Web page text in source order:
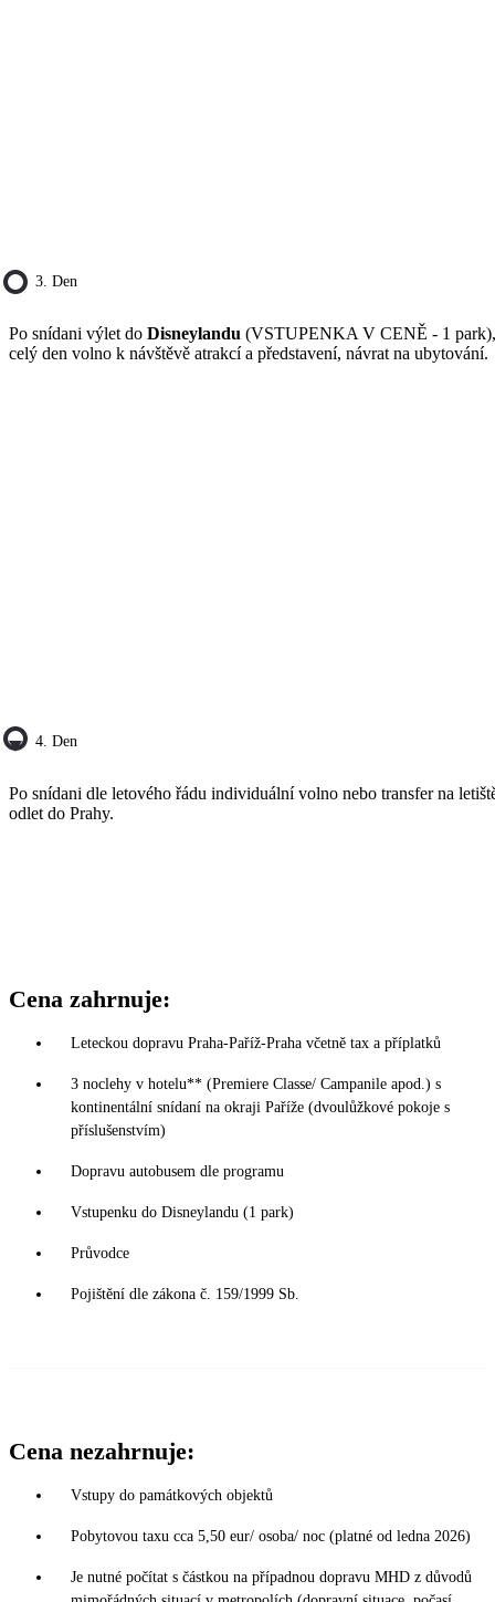
3. Den
Po snídani výlet do Disneylandu (VSTUPENKA V CENĚ - 1 park),
celý den volno k návštěvě atrakcí a představení, návrat na ubytování.
4. Den
Po snídani dle letového řádu individuální volno nebo transfer na
odlet do Prahy.
Cena zahrnuje:
Leteckou dopravu Praha-Paříž-Praha včetně tax a příplatků
3 noclehy v hotelu** (Premiere Classe/ Campanile apod.) s
kontinentální snídaní na okraji Paříže (dvoulůžkové pokoje s
příslušenstvím)
Dopravu autobusem dle programu
Vstupenku do Disneylandu (1 park)
Průvodce
Pojištění dle zákona č. 159/1999 Sb.
Cena nezahrnuje:
Vstupy do památkových objektů
Pobytovou taxu cca 5,50 eur/ osoba/ noc (platné od ledna 2026)
Je nutné počítat s částkou na případnou dopravu MHD z důvodů